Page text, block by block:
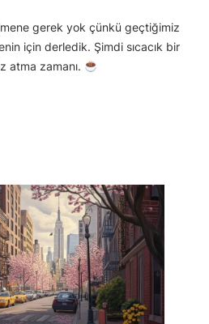
gerek yok çünkü geçtiğimiz
için derledik. Şimdi sıcacık bir
atma zamanı.